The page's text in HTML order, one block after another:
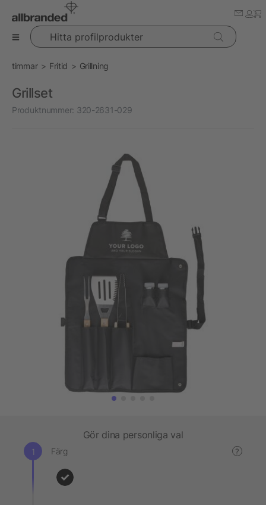
Hitta profilprodukter
timmar Fritid Grillning
Grillset
Produktnummer: 320-2631-029
Gör dina personliga val
Färg ?